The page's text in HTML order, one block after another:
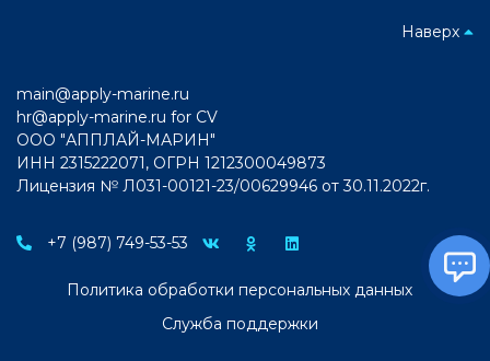
Наверх
main@apply-marine.ru
hr@apply-marine.ru for CV
ООО "АППЛАЙ-МАРИН"
ИНН 2315222071, ОГРН 1212300049873
Лицензия № Л031-00121-23/00629946 от 30.11.2022г.
+7 (987) 749-53-53
Политика обработки персональных данных
Служба поддержки